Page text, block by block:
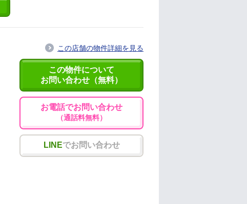
この店舗の物件詳細を見る
この物件について
お問い合わせ（無料）
お電話でお問い合わせ
（通話料無料）
LINEでお問い合わせ